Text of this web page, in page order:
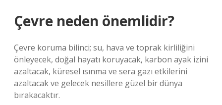
Çevre neden önemlidir?
Çevre koruma bilinci; su, hava ve toprak kirliliğini
önleyecek, doğal hayatı koruyacak, karbon ayak izini
azaltacak, küresel ısınma ve sera gazı etkilerini
azaltacak ve gelecek nesillere güzel bir dünya
bırakacaktır.